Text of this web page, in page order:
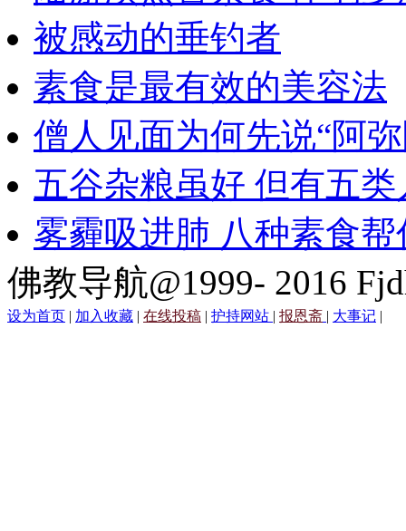
被感动的垂钓者
素食是最有效的美容法
僧人见面为何先说“阿
五谷杂粮虽好 但有五
雾霾吸进肺 八种素食帮
佛教导航@1999- 2016
设为首页 | 加入收藏 | 在线投稿 | 护持网站 | 报恩斋 | 大事记 |